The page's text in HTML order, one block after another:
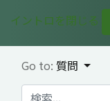
イントロを閉じる
Go to: 質問